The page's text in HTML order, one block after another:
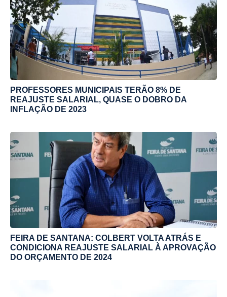
PROFESSORES MUNICIPAIS TERÃO 8% DE
REAJUSTE SALARIAL, QUASE O DOBRO DA
INFLAÇÃO DE 2023
FEIRA DE SANTANA: COLBERT VOLTA ATRÁS E
CONDICIONA REAJUSTE SALARIAL À APROVAÇÃO
DO ORÇAMENTO DE 2024